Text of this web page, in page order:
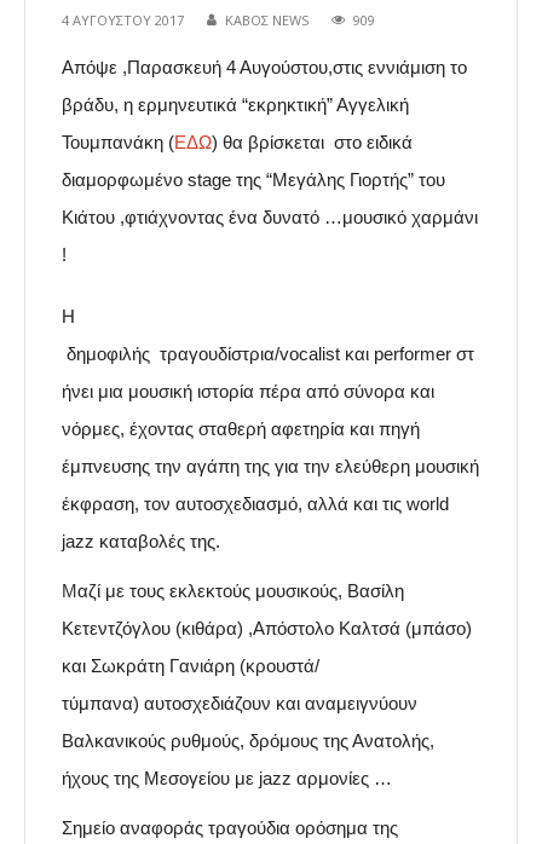
4 ΑΥΓΟΎΣΤΟΥ 2017 ΚΑΒΟΣ NEWS 909
Απόψε ,Παρασκευή 4 Αυγούστου,στις εννιάμιση το
βράδυ, η ερμηνευτικά “εκρηκτική” Αγγελική
Τουμπανάκη (ΕΔΩ) θα βρίσκεται στο ειδικά
διαμορφωμένο stage της “Μεγάλης Γιορτής” του
Κιάτου ,φτιάχνοντας ένα δυνατό …μουσικό χαρμάνι
!
Η
δημοφιλής τραγουδίστρια/vocalist και performer στ
ήνει μια μουσική ιστορία πέρα από σύνορα και
νόρμες, έχοντας σταθερή αφετηρία και πηγή
έμπνευσης την αγάπη της για την ελεύθερη μουσική
έκφραση, τον αυτοσχεδιασμό, αλλά και τις world
jazz καταβολές της.
Μαζί με τους εκλεκτούς μουσικούς, Βασίλη
Κετεντζόγλου (κιθάρα) ,Απόστολο Καλτσά (μπάσο)
και Σωκράτη Γανιάρη (κρουστά/
τύμπανα) αυτοσχεδιάζουν και αναμειγνύουν
Βαλκανικούς ρυθμούς, δρόμους της Ανατολής,
ήχους της Μεσογείου με jazz αρμονίες …
Σημείο αναφοράς τραγούδια ορόσημα της